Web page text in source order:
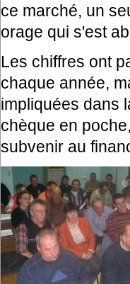
ce marché, un
orage qui s'est
Les chiffres ont
chaque année,
impliquées dans
chèque en
subvenir au